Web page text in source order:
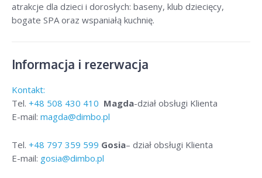
atrakcje dla dzieci i dorosłych: baseny, klub dziecięcy,
bogate SPA oraz wspaniałą kuchnię.
Informacja i rezerwacja
Kontakt:
Tel. +48 508 430 410 Magda-dział obsługi Klienta
E-mail: magda@dimbo.pl
Tel. +48 797 359 599 Gosia– dział obsługi Klienta
E-mail: gosia@dimbo.pl